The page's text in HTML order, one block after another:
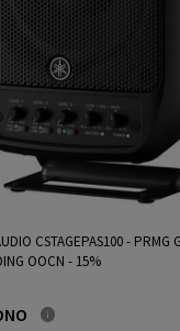
CSTAGEPAS100 - PRMG
OOCN - 15%